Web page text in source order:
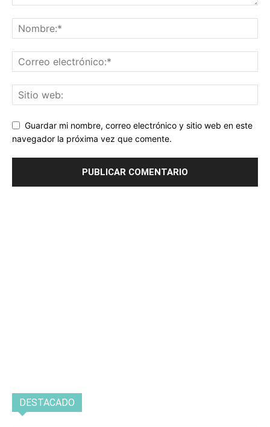
Guardar mi nombre, correo electrónico y sitio web en este
navegador la próxima vez que comente.
DESTACADO